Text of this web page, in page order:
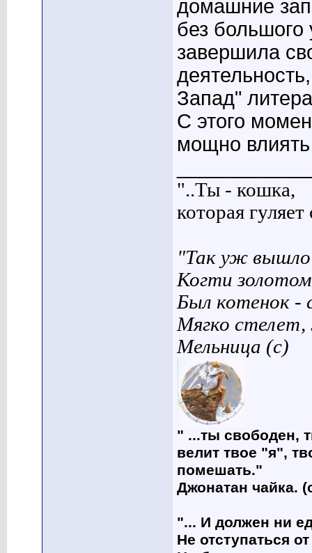
домашние
без большого
завершила
Запад"
С этого
мощно
"..Ты - кошка,
которая
"Так уж вышло
Когти
Был котенок -
Мягко
Мельница (с)
" ...ты свободен,
велит твое "я",
помешать."
Джонатан чайка.
"... И должен ни
Не отступаться